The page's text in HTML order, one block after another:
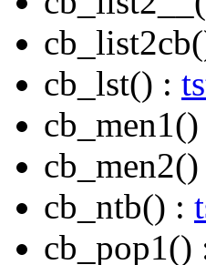
cb_lst() :
cb_men1()
cb_men2()
cb_ntb() :
cb_pop1()